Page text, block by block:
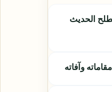
الحديث
وآفاته